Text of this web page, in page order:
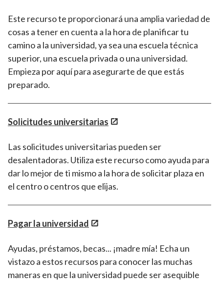
Este recurso te proporcionará una amplia variedad de
cosas a tener en cuenta a la hora de planificar tu
camino a la universidad, ya sea una escuela técnica
superior, una escuela privada o una universidad.
Empieza por aquí para asegurarte de que estás
preparado.
Solicitudes universitarias
Las solicitudes universitarias pueden ser
desalentadoras. Utiliza este recurso como ayuda para
dar lo mejor de ti mismo a la hora de solicitar plaza en
el centro o centros que elijas.
Pagar la universidad
Ayudas, préstamos, becas... ¡madre mía! Echa un
vistazo a estos recursos para conocer las muchas
maneras en que la universidad puede ser asequible